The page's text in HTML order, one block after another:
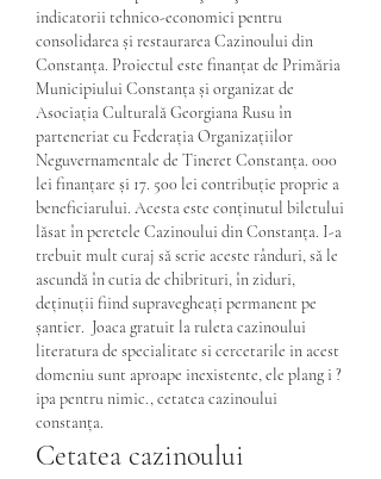
indicatorii tehnico-economici pentru
consolidarea și restaurarea Cazinoului din
Constanța. Proiectul este finanțat de Primăria
Municipiului Constanța și organizat de
Asociația Culturală Georgiana Rusu în
parteneriat cu Federația Organizațiilor
Neguvernamentale de Tineret Constanța. 000
lei finanțare și 17. 500 lei contribuție proprie a
beneficiarului. Acesta este conținutul biletului
lăsat în peretele Cazinoului din Constanța. I-a
trebuit mult curaj să scrie aceste rânduri, să le
ascundă în cutia de chibrituri, în ziduri,
deținuții fiind supravegheați permanent pe
șantier.  Joaca gratuit la ruleta cazinoului
literatura de specialitate si cercetarile in acest
domeniu sunt aproape inexistente, ele plang i ?
ipa pentru nimic., cetatea cazinoului
constanța.
Cetatea cazinoului